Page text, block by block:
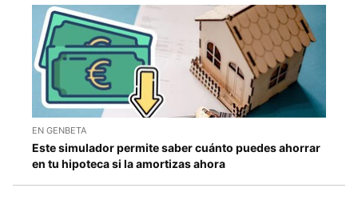
EN GENBETA
Este simulador permite saber cuánto puedes ahorrar
en tu hipoteca si la amortizas ahora